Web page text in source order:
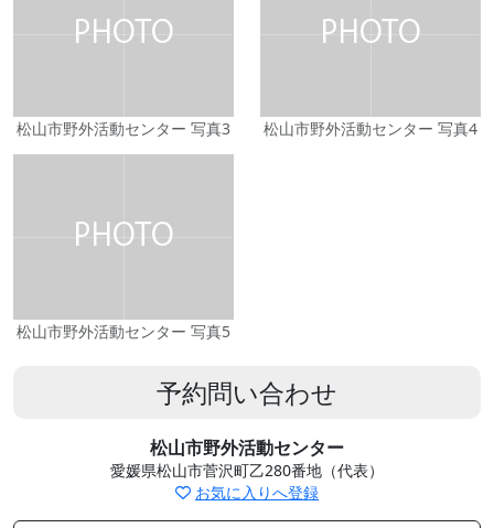
松山市野外活動センター 写真3 松山市野外活動センター 写真4
松山市野外活動センター 写真5
予約問い合わせ
松山市野外活動センター
愛媛県松山市菅沢町乙280番地（代表）
お気に入りへ登録